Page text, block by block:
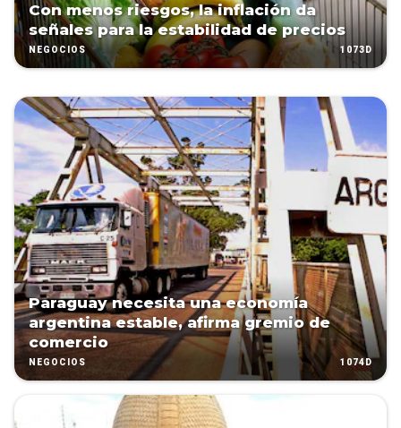
Con menos riesgos, la inflación da
señales para la estabilidad de precios
NEGOCIOS 1073D
Paraguay necesita una economía
argentina estable, afirma gremio de
comercio
NEGOCIOS 1074D